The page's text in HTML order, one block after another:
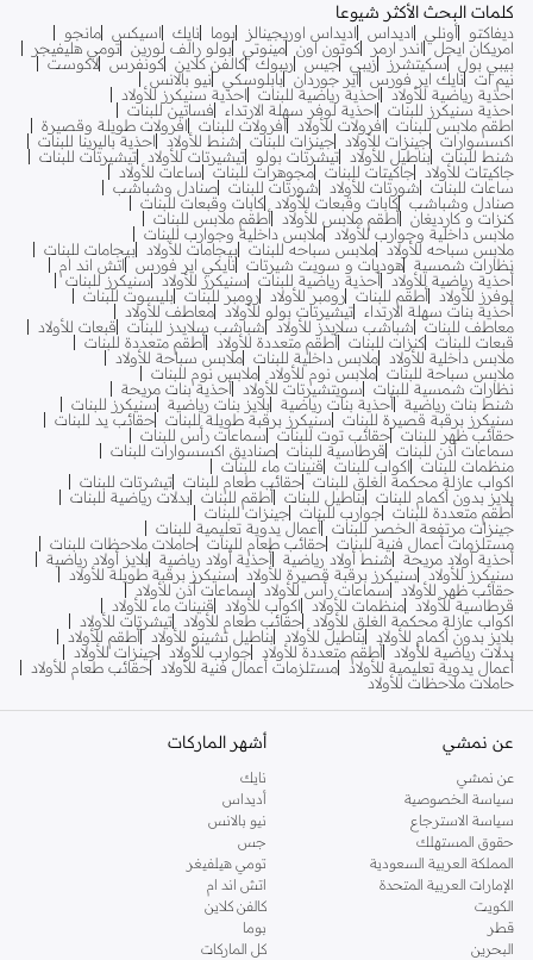
كلمات البحث الأكثر شيوعا
ديفاكتو أونلي اديداس اديداس اوريجينالز بوما نايك اسيكس مانجو
امريكان ايجل
اندر ارمر كوتون اون مينوتي بولو رالف لورين تومي هليفيجر
بيبي بول
سكيتشرز زيبي جيس ريبوك كالفن كلاين كونفرس لاكوست
نيم ات نايك اير فورس اير جوردان بابلوسكي نيو بالانس
احذية رياضية للأولاد
احذية رياضية للبنات
احذية سنيكرز للأولاد
احذية سنيكرز للبنات
احذية لوفر سهلة الارتداء
فساتين للبنات
اطقم ملابس للبنات
افرولات للأولاد افرولات للبنات
افرولات طويلة وقصيرة
اكسسوارات جينزات للأولاد جينزات للبنات شنط للأولاد
احذية باليرينا للبنات
شنط للبنات بناطيل للأولاد تيشرتات بولو تيشيرتات للأولاد تيشيرتات للبنات
جاكيتات للأولاد جاكيتات للبنات مجوهرات للبنات
ساعات للأولاد
ساعات للبنات
شورتات للأولاد شورتات للبنات صنادل وشباشب
صنادل وشباشب كابات وقبعات للأولاد كابات وقبعات للبنات
كنزات و كارديغان أطقم ملابس للأولاد أطقم ملابس للبنات
ملابس داخلية وجوارب للأولاد ملابس داخلية وجوارب للبنات
ملابس سباحه للأولاد ملابس سباحه للبنات بيجامات للأولاد بيجامات للبنات
نظارات شمسية هوديات و سويت شيرتات نايكي اير فورس
اتش اند ام
أحذية رياضية للأولاد أحذية رياضية للبنات سنيكرز للأولاد
سنيكرز للبنات
لوفرز للأولاد أطقم للبنات رومبر للأولاد رومبر للبنات بليسوت للبنات
أحذية بنات سهلة الارتداء تيشيرتات بولو للأولاد معاطف للأولاد
معاطف للبنات
شباشب سلايدز للأولاد شباشب سلايدز للبنات
قبعات للأولاد
قبعات للبنات كنزات للبنات أطقم متعددة للأولاد أطقم متعددة للبنات
ملابس داخلية للأولاد ملابس داخلية للبنات ملابس سباحة للأولاد
ملابس سباحة للبنات ملابس نوم للأولاد ملابس نوم للبنات
نظارات شمسية للبنات
سويتشيرتات للأولاد أحذية بنات مريحة
شنط بنات رياضية أحذية بنات رياضية بلايز بنات رياضية
سنيكرز للبنات
سنيكرز برقبة قصيرة للبنات
سنيكرز برقبة طويلة للبنات حقائب يد للبنات
حقائب ظهر للبنات حقائب توت للبنات
سماعات رأس للبنات
سماعات أذن للبنات
قرطاسية للبنات صناديق اكسسوارات للبنات
منظمات للبنات
اكواب للبنات
قنينات ماء للبنات
اكواب عازلة محكمة الغلق للبنات حقائب طعام للبنات تيشرتات للبنات
بلايز بدون أكمام للبنات بناطيل للبنات أطقم للبنات بدلات رياضية للبنات
أطقم متعددة للبنات جوارب للبنات جينزات للبنات
جينزات مرتفعة الخصر للبنات أعمال يدوية تعليمية للبنات
مستلزمات أعمال فنية للبنات حقائب طعام للبنات حاملات ملاحظات للبنات
أحذية أولاد مريحة
شنط أولاد رياضية أحذية أولاد رياضية بلايز أولاد رياضية
سنيكرز للأولاد
سنيكرز برقبة قصيرة للأولاد
سنيكرز برقبة طويلة للأولاد
حقائب ظهر للأولاد
سماعات رأس للأولاد
سماعات أذن للأولاد
قرطاسية للأولاد منظمات للأولاد اكواب للأولاد
قنينات ماء للأولاد
اكواب عازلة محكمة الغلق للأولاد حقائب طعام للأولاد تيشرتات للأولاد
بلايز بدون أكمام للأولاد بناطيل للأولاد بناطيل تشينو للأولاد أطقم للأولاد
بدلات رياضية للأولاد أطقم متعددة للأولاد جوارب للأولاد جينزات للأولاد
أعمال يدوية تعليمية للأولاد مستلزمات أعمال فنية للأولاد حقائب طعام للأولاد
حاملات ملاحظات للأولاد
عن نمشي
عن نمشي
سياسة الخصوصية
سياسة الاسترجاع
حقوق المستهلك
المملكة العربية السعودية
الإمارات العربية المتحدة
الكويت
قطر
البحرين
أشهر الماركات
نايك
أديداس
نيو بالانس
جس
تومي هيلفيغر
اتش اند ام
كالفن كلاين
بوما
كل الماركات